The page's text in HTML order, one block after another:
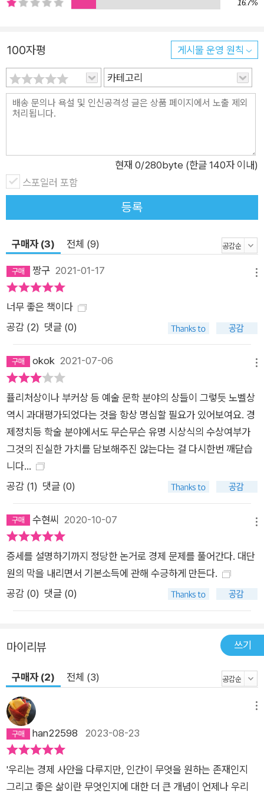
가 많이 유입되면 도착국 노동자는 피해를 보게 되는가? 저자들
제시하며 통념과 달리 이민자가 상당히 많이 유입되어도 현지인
의 고용과 임금에 부정적인 영향은 거의 미치지 않는다는 결론을
제시한다. 더 최근의 사례로, 세계 각지에서 서유럽으로 들어온
난민이 유럽의 현지인에게 미친 영향에 대한 연구들도 비슷한 결
과를 보여주고 있다. 그중 덴마크에 대한 연구 하나가 특히 흥미
라에서 이주민이 대거 들어왔고, 이들은 대체로 무작위로 덴마크
곳곳에 보내졌다. 그러다 이주민의 정착지를 정부가 지정하는 정
책이 1998년에 폐지되자, 그 이후에 들어온 이주민들은 같은 나
라 출신이나 같은 민족 출신 사람들이 먼저 정착해 살고 있는 곳
전에 들어온 사람들은 순전히 우연으로 정착지가 정해졌다면, 19
고 있는 곳으로 가서 정착했다. 그 결과 덴마크의 몇몇 도시는 단
지 1994~1998년에 이민자의 재정착을 지원할 만한 행정적 여
력이 있었다는 이유만으로 다른 도시들에 비해 이민자가 훨씬 많
아지게 되었다. 이 연구에서도 더 과거의 사례들을 살펴보았던 연
구들에서와 마찬가지 결과가 나왔다. 이민자가 많이 유입된 도시
와 그렇지 않은 도시 사이에 저학력 현지인 노동자들의 고용 및
임금을 비교해 본 결과, 이민자가 유입된 도시에서 현지인 노동자
들에게 부정적인 영향이 발생했다는 증거는 발견되지 않았다. _2
장 상어의 입, 52~53쪽 그렇다면 저자들이 말하는 ‘좋은 경제
학’과 ‘나쁜 경제학’은 무엇인가? 먼저 ‘좋은 경제학’은 무언가 의
문을 제기하는 현상에서 출발하고, 인간의 행동에 대해 우리가 알
고 있는 바와 작동한다고 알려져 있는 이론들에 대해 몇 가지 추
측을 한다. 그리고 데이터를 바탕으로 그 추측들을 검증하고, 새
로운 증거와 사실관계에 기초해 때로는 문제에 대한 접근 방식을
전면 수정하기도 한다. 그 과정에서 운이 좋다면 해법을 발견한
다. 가령, 좋은 경제학이 무지와 이데올로기를 누르고 승리한 덕
분에 살충제를 뿌린 모기장을 아프리카에 지원할 수 있었고, 말라
리아로 인한 아동 사망을 절반 이상 줄였다. 한편, ‘나쁜 경제
학’은 대중 매체에 나와 단정적으로 말하고 예측하기를 좋아한다.
는 주장)이나 세금 인하로 경제 성장률을 끌어올릴 수 있다고 주
장하는 트럼프 행정부의 법안이 그렇다. 이제는 세율을 낮추는 것
그 자체로는 경제 성장을 보장할 수 없다는 게 경제학자들 사이에
서 거의 합의된 사실인데도 불구하고 말이다. 실제로 트럼프 행정
부의 법안에 명성은 있지만 옛 세대에 속하는 보수적인 경제학자
아홉 명(로버트 배로 등)이 “장기적으로 GDP에 향후 10년간 약
3퍼센트, 연간으로는 0.3퍼센트의 이득이 발생할 것”이라며 지
지 서한을 보낸 일은 상황을 더욱 악화시켰다. 흔히 무역은 모두
에게 이득이 되고 모든 곳에서 고속 성장이 일어날 것이라 여겨졌
16.7%
100자평 게시물 운영 원칙
카테고리
현재 0/280byte (한글 140자 이내)
스포일러 포함
등록
구매자 (3) 전체 (9)
짱구 2021-01-17
너무 좋은 책이다
공감 (2) 댓글 (0)
okok 2021-07-06
퓰리처상이나 부커상 등 예술 문학 분야의 상들이 그렇듯 노벨상
역시 과대평가되었다는 것을 항상 명심할 필요가 있어보여요. 경
제정치등 학술 분야에서도 무슨무슨 유명 시상식의 수상여부가
그것의 진실한 가치를 담보해주진 않는다는 걸 다시한번 깨닫습
니다...
공감 (1) 댓글 (0)
수현씨 2020-10-07
증세를 설명하기까지 정당한 논거로 경제 문제를 풀어간다. 대단
원의 막을 내리면서 기본소득에 관해 수긍하게 만든다.
공감 (0) 댓글 (0)
마이리뷰 쓰기
구매자 (2) 전체 (3)
han22598 2023-08-23
'우리는 경제 사안을 다루지만, 인간이 무엇을 원하는 존재인지
그리고 좋은 삶이란 무엇인지에 대한 더 큰 개념이 언제나 우리